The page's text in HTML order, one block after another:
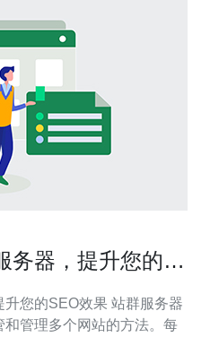
务器，提升您的
效果 站群服务器
管理多个网站的方法。每